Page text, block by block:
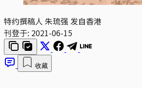
特约撰稿人 朱琉强 发自香港
刊登于: 2021-06-15
收藏